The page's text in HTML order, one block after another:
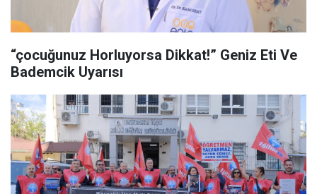
“çocuğunuz Horluyorsa Dikkat!” Geniz Eti Ve
Bademcik Uyarısı